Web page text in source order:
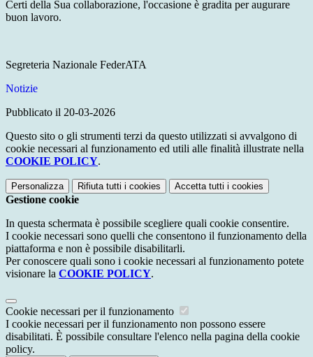
Certi della Sua collaborazione, l'occasione è gradita per augurare
buon lavoro.
Segreteria Nazionale FederATA
Notizie
Pubblicato il 20-03-2026
Questo sito o gli strumenti terzi da questo utilizzati si avvalgono di
cookie necessari al funzionamento ed utili alle finalità illustrate nella
COOKIE POLICY.
Personalizza Rifiuta tutti i cookies Accetta tutti i cookies
Gestione cookie
In questa schermata è possibile scegliere quali cookie consentire.
I cookie necessari sono quelli che consentono il funzionamento della
piattaforma e non è possibile disabilitarli.
Per conoscere quali sono i cookie necessari al funzionamento potete
visionare la COOKIE POLICY.
Cookie necessari per il funzionamento
I cookie necessari per il funzionamento non possono essere
disabilitati. È possibile consultare l'elenco nella pagina della cookie
policy.